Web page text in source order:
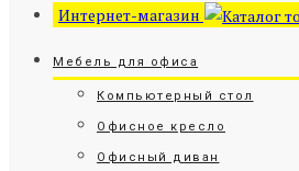
Интернет-магазин
Мебель для офиса
Компьютерный стол
Офисное кресло
Офисный диван